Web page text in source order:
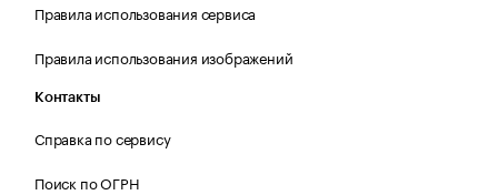
Правила использования сервиса
Правила использования изображений
Контакты
Справка по сервису
Поиск по ОГРН